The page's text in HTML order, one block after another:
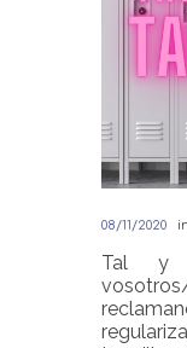
08/11/2020
Tal y